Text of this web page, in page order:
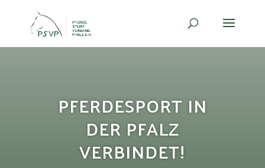
PFERDESPORT IN
DER PFALZ
VERBINDET!